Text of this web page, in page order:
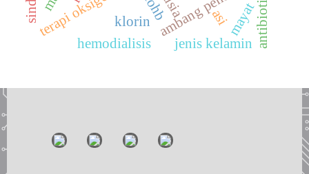
usia
hemodialisis antibiotika
jenis kelamin
tohb asi
klorin mayat